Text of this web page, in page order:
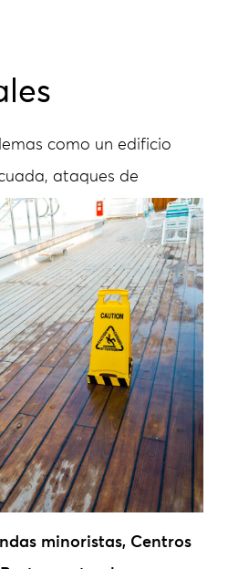
como un edificio
ataques de
minoristas, Centros